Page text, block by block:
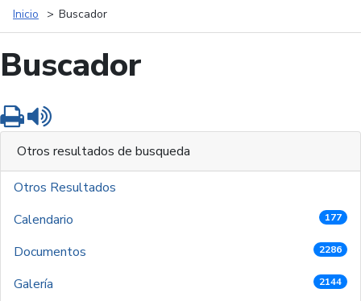
Inicio Buscador
Buscador
Imprimir
Otros resultados de busqueda
Otros Resultados
Calendario
177
Documentos 2286
Galería 2144